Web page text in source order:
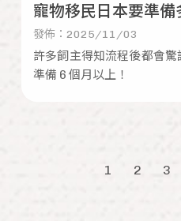
寵物移民日本要準備
發佈：2025/11/03
許多飼主得知流程後都會
準備 6 個月以上！
1 2 3